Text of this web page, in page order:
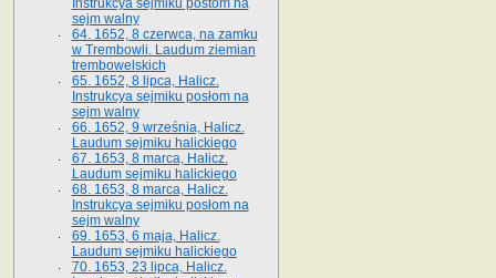
Instrukcya sejmiku postom na
sejm walny
64. 1652, 8 czerwca, na zamku
w Trembowli. Laudum ziemian
trembowelskich
65. 1652, 8 lipca, Halicz.
Instrukcya sejmiku posłom na
sejm walny
66. 1652, 9 września, Halicz.
Laudum sejmiku halickiego
67. 1653, 8 marca, Halicz.
Laudum sejmiku halickiego
68. 1653, 8 marca, Halicz.
Instrukcya sejmiku posłom na
sejm walny
69. 1653, 6 maja, Halicz.
Laudum sejmiku halickiego
70. 1653, 23 lipca, Halicz.